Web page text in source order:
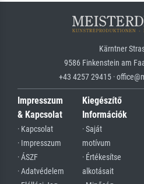
Kärntner
9586 Finkenstein am
+43 4257 29415 ·
Impresszum
& Kapcsolat
· Kapcsolat
· Impresszum
· ÁSZF
· Adatvédelem
Kiegészítő
Információk
· Saját
motívum
· Értékesítse
alkotásait